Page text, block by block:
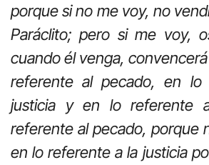
porque si no me voy, no
Paráclito; pero si me voy,
cuando él venga,
referente al pecado, en
justicia y en lo referente
referente al pecado, porque
en lo referente a la justicia